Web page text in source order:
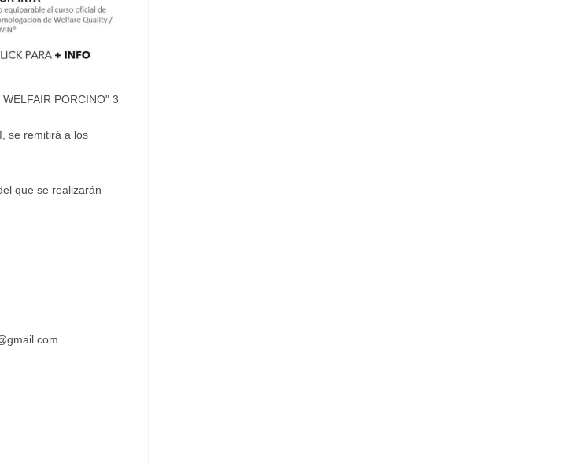
PORCINO" 3
se remitirá a los
que se realizarán